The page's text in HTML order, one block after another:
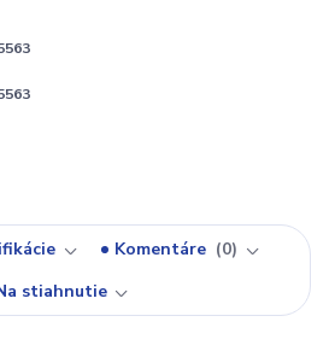
Komentáre
0
stiahnutie